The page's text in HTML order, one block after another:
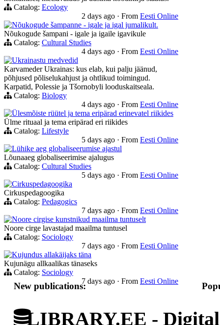
Catalog: Ecology
2 days ago · From Eesti Online
Nõukogude šampanne - igale ja igal jumalikult.
Nõukogude šampani - igale ja igaile igavikule
Catalog: Cultural Studies
4 days ago · From Eesti Online
Ukrainastu medvedid
Karvameder Ukrainas: kus elab, kui palju jäänud,
põhjused põliselukahjust ja ohtlikud toimingud.
Karpatid, Polessie ja Tšornobyli looduskaitseala.
Catalog: Biology
4 days ago · From Eesti Online
Ülesmõiste rüütel ja tema eripärad erinevatel riikides
Ülme rituaal ja tema eripärad eri riikides
Catalog: Lifestyle
5 days ago · From Eesti Online
Lühike aeg globaliseerumise ajastul
Lõunaaeg globaliseerimise ajalugus
Catalog: Cultural Studies
5 days ago · From Eesti Online
Cirkuspedagoogika
Cirkuspedagoogika
Catalog: Pedagogics
7 days ago · From Eesti Online
Noore cirgise kunstnikud maailma tuntuselt
Noore cirge lavastajad maailma tuntusel
Catalog: Sociology
7 days ago · From Eesti Online
Kujundus allakäijaks täna
Kujunägu allkaalikas tänaseks
Catalog: Sociology
7 days ago · From Eesti Online
New publications:
LIBRARY.EE -